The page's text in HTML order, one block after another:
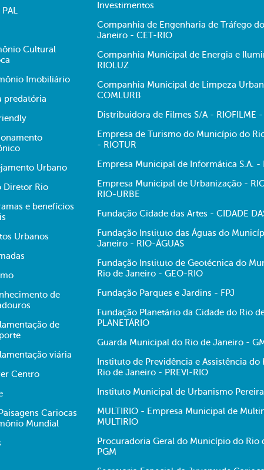
Cultural
Imobiliário
predatória
Urbano
Diretor Rio
e benefícios
Urbanos
de
de
viária
Centro
Cariocas
Mundial
Investimentos
Companhia de Engenharia de Tráfego
Janeiro - CET-RIO
Companhia Municipal de Energia e
RIOLUZ
Companhia Municipal de Limpeza
COMLURB
Distribuidora de Filmes S/A - RIOFILME -
Empresa de Turismo do Município do
- RIOTUR
Empresa Municipal de Informática S.A. -
Empresa Municipal de Urbanização -
RIO-URBE
Fundação Cidade das Artes - CIDADE
Fundação Instituto das Águas do
Janeiro - RIO-ÁGUAS
Fundação Instituto de Geotécnica do
Rio de Janeiro - GEO-RIO
Fundação Parques e Jardins - FPJ
Fundação Planetário da Cidade do Rio
PLANETÁRIO
Guarda Municipal do Rio de Janeiro -
Instituto de Previdência e Assistência
Rio de Janeiro - PREVI-RIO
Instituto Municipal de Urbanismo
MULTIRIO - Empresa Municipal de
MULTIRIO
Procuradoria Geral do Município do Rio
PGM